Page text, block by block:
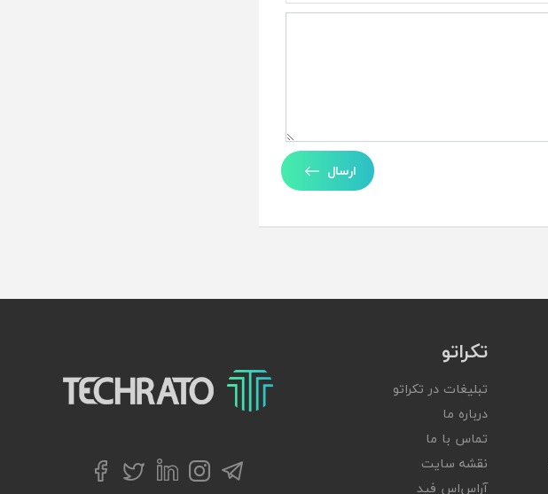
ارسال
تکراتو
تبلیغات در تکراتو
درباره ما
تماس با ما
نقشه سایت
آر‌اس‌اس فید
تکراتو – زندگی با تکنولوژی
تلگراماینستاگرام
لینکداینتوییترفیسبوک